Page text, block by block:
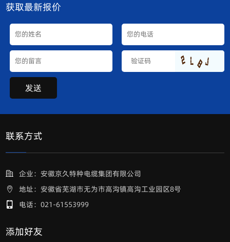
获取最新报价
发送
联系方式
企业：安徽京久特种电缆集团有限公司
地址：安徽省芜湖市无为市高沟镇高沟工业园区8号
电话：021-61553999
添加好友